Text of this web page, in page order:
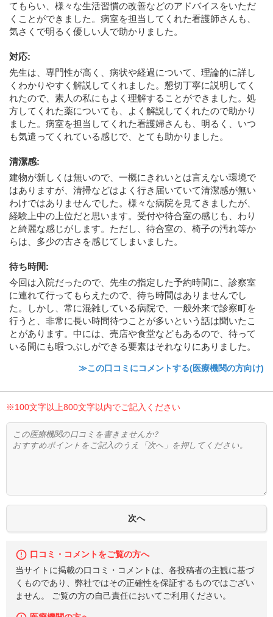
てもらい、様々な生活習慣の改善などのアドバイスをいただ
くことができました。病室を担当してくれた看護師さんも、
気さくで明るく優しい人で助かりました。
対応:
先生は、専門性が高く、病状や経過について、理論的に詳し
くわかりやすく解説してくれました。懇切丁寧に説明してく
れたので、素人の私にもよく理解することができました。処
方してくれた薬についても、よく解説してくれたので助かり
ました。病室を担当してくれた看護婦さんも、明るく、いつ
も気遣ってくれている感じで、とても助かりました。
清潔感:
建物が新しくは無いので、一概にきれいとは言えない環境で
はありますが、清掃などはよく行き届いていて清潔感が無い
わけではありませんでした。様々な病院を見てきましたが、
経験上中の上位だと思います。受付や待合室の感じも、わり
と綺麗な感じがします。ただし、待合室の、椅子の汚れ等か
らは、多少の古さを感じてしまいました。
待ち時間:
今回は入院だったので、先生の指定した予約時間に、診察室
に連れて行ってもらえたので、待ち時間はありませんでし
た。しかし、常に混雑している病院で、一般外来で診察町を
行うと、非常に長い時間待つことが多いという話は聞いたこ
とがあります。中には、売店や食堂などもあるので、待って
いる間にも暇つぶしができる要素はそれなりにありました。
≫この口コミにコメントする(医療機関の方向け)
※100文字以上800文字以内でご記入ください
口コミ・コメントをご覧の方へ
当サイトに掲載の口コミ・コメントは、各投稿者の主観に基づ
くものであり、弊社ではその正確性を保証するものではござい
ません。 ご覧の方の自己責任においてご利用ください。